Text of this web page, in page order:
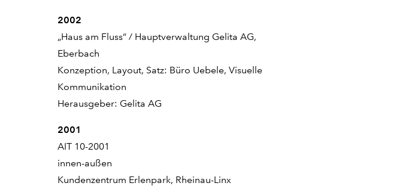
2002
„Haus am Fluss“ / Hauptverwaltung Gelita AG,
Eberbach
Konzeption, Layout, Satz: Büro Uebele, Visuelle
Kommunikation
Herausgeber: Gelita AG
2001
AIT 10-2001
innen-außen
Kundenzentrum Erlenpark, Rheinau-Linx